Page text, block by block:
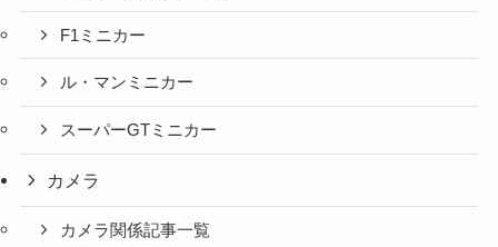
F1ミニカー
ル・マンミニカー
スーパーGTミニカー
カメラ
カメラ関係記事一覧